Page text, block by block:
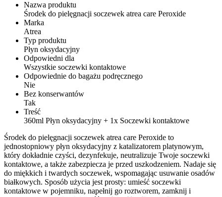
Nazwa produktu
Środek do pielęgnacji soczewek atrea care Peroxide
Marka
Atrea
Typ produktu
Płyn oksydacyjny
Odpowiedni dla
Wszystkie soczewki kontaktowe
Odpowiednie do bagażu podręcznego
Nie
Bez konserwantów
Tak
Treść
360ml Płyn oksydacyjny + 1x Soczewki kontaktowe
Środek do pielęgnacji soczewek atrea care Peroxide to
jednostopniowy płyn oksydacyjny z katalizatorem platynowym,
który dokładnie czyści, dezynfekuje, neutralizuje Twoje soczewki
kontaktowe, a także zabezpiecza je przed uszkodzeniem. Nadaje się
do miękkich i twardych soczewek, wspomagając usuwanie osadów
białkowych. Sposób użycia jest prosty: umieść soczewki
kontaktowe w pojemniku, napełnij go roztworem, zamknij i